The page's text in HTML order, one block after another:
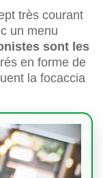
très courant
un menu
sont les
en forme de
la focaccia